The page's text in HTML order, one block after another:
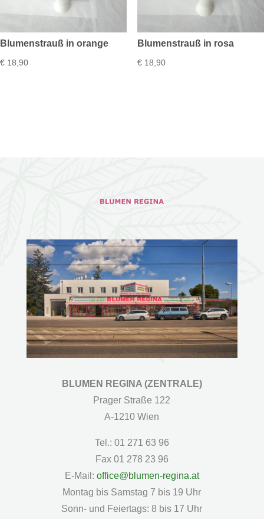
Blumenstrauß in orange
€ 18,90
Blumenstrauß in rosa
€18,90
BLUMEN REGINA (ZENTRALE)
Prager Straße 122
A-1210 Wien
Tel.: 01 271 63 96
Fax 01 278 23 96
E-Mail: office@blumen-regina.at
Montag bis Samstag 7 bis 19 Uhr
Sonn- und Feiertags: 8 bis 17 Uhr